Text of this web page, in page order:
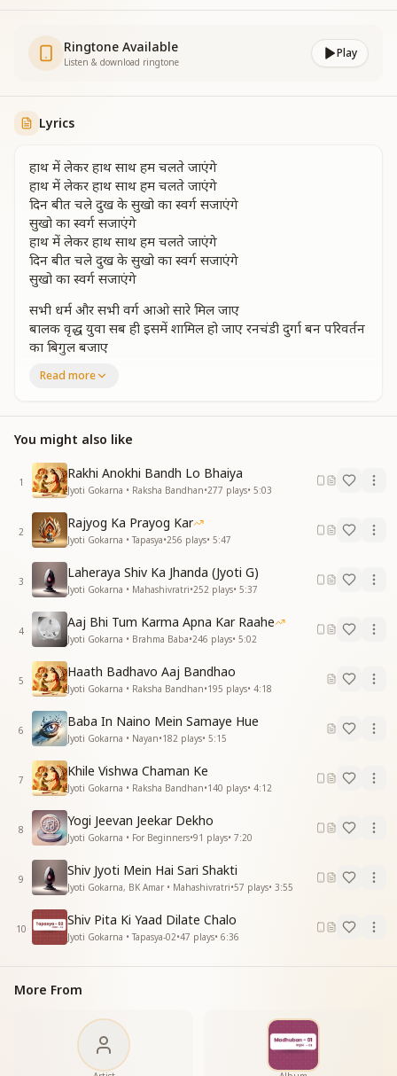
Ringtone Available
Listen & download ringtone
Play
Lyrics
हाथ में लेकर हाथ साथ हम चलते जाएंगे
हाथ में लेकर हाथ साथ हम चलते जाएंगे
दिन बीत चले दुख के सुखो का स्वर्ग सजाएंगे
सुखो का स्वर्ग सजाएंगे
हाथ में लेकर हाथ साथ हम चलते जाएंगे
दिन बीत चले दुख के सुखो का स्वर्ग सजाएंगे
सुखो का स्वर्ग सजाएंगे
सभी धर्म और सभी वर्ग आओ सारे मिल जाए
बालक वृद्ध युवा सब ही इसमें शामिल हो जाए रनचंडी दुर्गा बन परिवर्तन
का बिगुल बजाए
सब के ही सहयोग से सुखमय विश्व बनायेंगे
दिन बीत चले दुख के सुखो का स्वर्ग सजाएंगे
सुखो का स्वर्ग सजाएंगे
हाथ में लेकर हाथ साथ हम चलते जाएंगे
दिन बीत चले दुख के सुखो का स्वर्ग सजाएंगे
सुखो का स्वर्ग सजाएंगे
परमपिता के इस पुकारपर कर दे जीवन अर्पण
नवयुगकी जो झलक दिखाए बन जाए वो दर्पण
विश्व एकता सदाचार का मंगल दीप जलाए
यह वसुधा परिवार है अपना हिलमिल नाचे गाए
जागृती का संदेश अमर जग में फैलाएंगे
जागृती का संदेश अमर जग में फैलाएंगे
दिन बीत चले दुख के सुखो का स्वर्ग सजाएंगे
सुखो का स्वर्ग सजाएंगे
हाथ में लेकर हाथ साथ हम चलते जाएंगे
हाथ में लेकर हाथ साथ हम चलते जाएंगे
दिन बीत चले दुख के सुखो का स्वर्ग सजाएंगे
सुखो का स्वर्ग सजाएंगे
सुखो का स्वर्ग सजाएंगे
—----------------------------------------
Read more
You might also like
1
Rakhi Anokhi Bandh Lo Bhaiya
Jyoti Gokarna • Raksha Bandhan•277 plays• 5:03
2
Rajyog Ka Prayog Kar
Jyoti Gokarna • Tapasya•256 plays• 5:47
3
Laheraya Shiv Ka Jhanda (Jyoti G)
Jyoti Gokarna • Mahashivratri•252 plays• 5:37
4
Aaj Bhi Tum Karma Apna Kar Raahe
Jyoti Gokarna • Brahma Baba•246 plays• 5:02
5
Haath Badhavo Aaj Bandhao
Jyoti Gokarna • Raksha Bandhan•195 plays• 4:18
6
Baba In Naino Mein Samaye Hue
Jyoti Gokarna • Nayan•182 plays• 5:15
7
Khile Vishwa Chaman Ke
Jyoti Gokarna • Raksha Bandhan•140 plays• 4:12
8
Yogi Jeevan Jeekar Dekho
Jyoti Gokarna • For Beginners•91 plays• 7:20
9
Shiv Jyoti Mein Hai Sari Shakti
Jyoti Gokarna, BK Amar • Mahashivratri•57 plays• 3:55
10
Shiv Pita Ki Yaad Dilate Chalo
Jyoti Gokarna • Tapasya-02•47 plays• 6:36
More From